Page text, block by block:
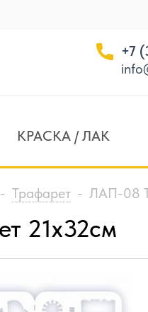
+7
КРАСКА / ЛАК
- Трафарет - ЛАП-08
21х32см